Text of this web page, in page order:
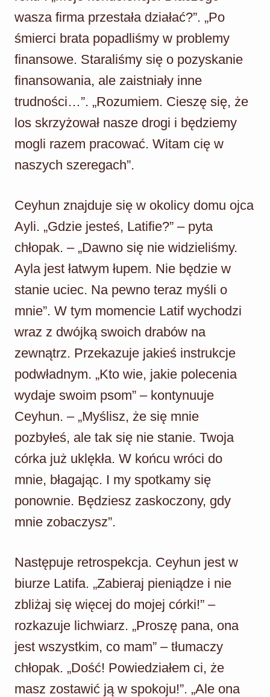
wasza firma przestała działać?”. „Po
śmierci brata popadliśmy w problemy
finansowe. Staraliśmy się o pozyskanie
finansowania, ale zaistniały inne
trudności…”. „Rozumiem. Cieszę się, że
los skrzyżował nasze drogi i będziemy
mogli razem pracować. Witam cię w
naszych szeregach”.
Ceyhun znajduje się w okolicy domu ojca
Ayli. „Gdzie jesteś, Latifie?” – pyta
chłopak. – „Dawno się nie widzieliśmy.
Ayla jest łatwym łupem. Nie będzie w
stanie uciec. Na pewno teraz myśli o
mnie”. W tym momencie Latif wychodzi
wraz z dwójką swoich drabów na
zewnątrz. Przekazuje jakieś instrukcje
podwładnym. „Kto wie, jakie polecenia
wydaje swoim psom” – kontynuuje
Ceyhun. – „Myślisz, że się mnie
pozbyłeś, ale tak się nie stanie. Twoja
córka już uklękła. W końcu wróci do
mnie, błagając. I my spotkamy się
ponownie. Będziesz zaskoczony, gdy
mnie zobaczysz”.
Następuje retrospekcja. Ceyhun jest w
biurze Latifa. „Zabieraj pieniądze i nie
zbliżaj się więcej do mojej córki!” –
rozkazuje lichwiarz. „Proszę pana, ona
jest wszystkim, co mam” – tłumaczy
chłopak. „Dość! Powiedziałem ci, że
masz zostawić ją w spokoju!”. „Ale ona